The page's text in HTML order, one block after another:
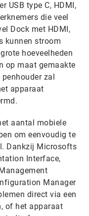
USB type C, HDMI,
die veel
Dock met HDMI,
kunnen stroom
hoeveelheden
op maat gemaakte
zal
apparaat
aantal mobiele
om eenvoudig te
Dankzij Microsofts
Interface,
Manager
direct via een
of het apparaat